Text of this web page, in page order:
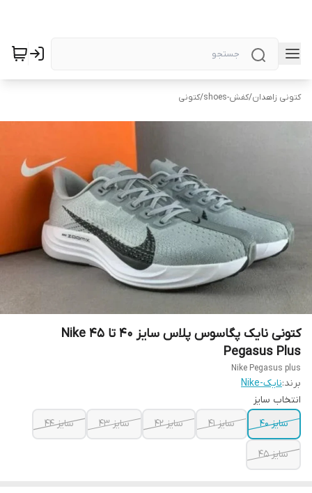
کتونی زاهدان/کفش-shoes /کتونی
کتونی نایک پگاسوس پلاس سایز ۴۰ تا ۴۵ Nike
Pegasus Plus
Nike Pegasus plus
برند:نایک-Nike
انتخاب سایز
سایز ۴۰
سایز ۴۱ سایز ۴۲ سایز ۴۳ سایز ۴۴
سایز ۴۵